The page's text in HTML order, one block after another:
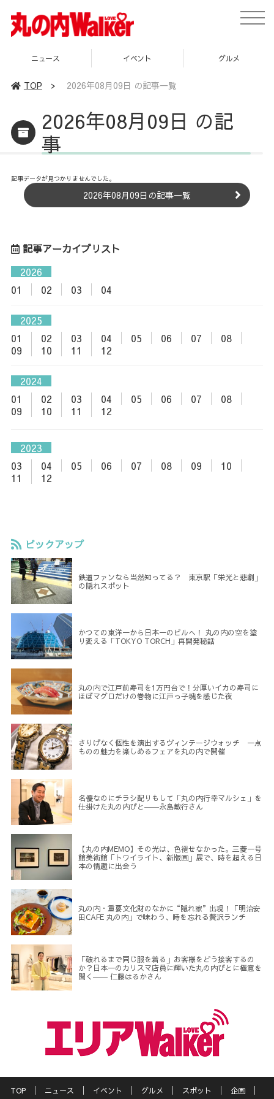
toggle
ニュース イベント グルメ
TOP > 2026年08月09日 の記事一覧
2026年08月09日 の記
事
記事データが見つかりませんでした。
2026年08月09日の記事一覧
記事アーカイブリスト
2026
01
02 03 04
2025
01
02 03 04 05 06 07
08
09
10 11 12
2024
01
02 03 04 05 06 07
08
09
10 11 12
2023
03
04 05 06 07 08 09
10
11
12
ピックアップ
鉄道ファンなら当然知ってる？ 東京駅「栄光と悲劇」
の隠れスポット
かつての東洋一から日本一のビルへ！ 丸の内の空を塗
り変える「TOKYO TORCH」再開発秘話
丸の内で江戸前寿司を1万円台で！分厚いイカの寿司に
ほぼマグロだけの巻物に江戸っ子魂を感じた夜
さりげなく個性を演出するヴィンテージウォッチ 一点
ものの魅力を楽しめるフェアを丸の内で開催
名優なのにチラシ配りもして「丸の内行幸マルシェ」を
仕掛けた丸の内びと――永島敏行さん
【丸の内MEMO】その光は、色褪せなかった。三菱一号
館美術館「トワイライト、新版画」展で、時を超える日
本の情趣に出会う
丸の内・重要文化財のなかに“隠れ家”出現！「明治安
田CAFE 丸の内」で味わう、時を忘れる贅沢ランチ
「破れるまで同じ服を着る」お客様をどう接客するの
か？日本一のカリスマ店員に輝いた丸の内びとに極意を
聞く―― 仁藤はるかさん
TOP ニュース イベント グルメ スポット
企画